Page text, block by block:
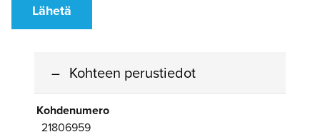
Lähetä
Kohteen perustiedot
Kohdenumero
21806959